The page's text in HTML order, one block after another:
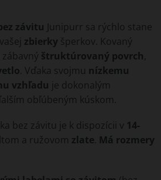
závitu Junipurr sa rýchlo stane
vašej zbierky šperkov. Kovaný
štruktúrovaný povrch
. Vďaka svojmu nízkemu
vzhľadu je dokonalým
obľúbeným kúskom.
bez závitu je k dispozícii v 14-
a ružovom zlate Má rozmery